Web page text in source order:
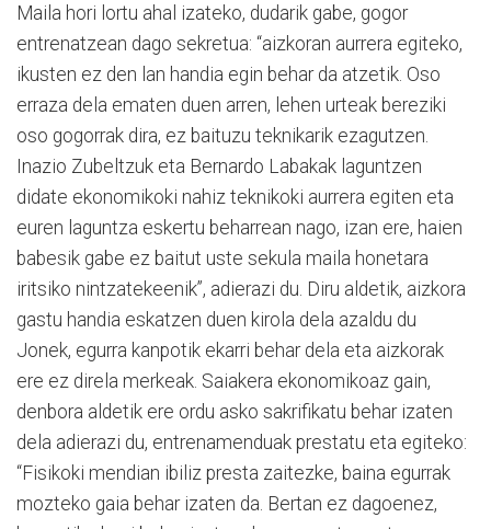
Maila hori lortu ahal izateko, dudarik gabe, gogor
entrenatzean dago sekretua: “aizkoran aurrera egiteko,
ikusten ez den lan handia egin behar da atzetik. Oso
erraza dela ematen duen arren, lehen urteak bereziki
oso gogorrak dira, ez baituzu teknikarik ezagutzen.
Inazio Zubeltzuk eta Bernardo Labakak laguntzen
didate ekonomikoki nahiz teknikoki aurrera egiten eta
euren laguntza eskertu beharrean nago, izan ere, haien
babesik gabe ez baitut uste sekula maila honetara
iritsiko nintzatekeenik”, adierazi du. Diru aldetik, aizkora
gastu handia eskatzen duen kirola dela azaldu du
Jonek, egurra kanpotik ekarri behar dela eta aizkorak
ere ez direla merkeak. Saiakera ekonomikoaz gain,
denbora aldetik ere ordu asko sakrifikatu behar izaten
dela adierazi du, entrenamenduak prestatu eta egiteko:
“Fisikoki mendian ibiliz presta zaitezke, baina egurrak
mozteko gaia behar izaten da. Bertan ez dagoenez,